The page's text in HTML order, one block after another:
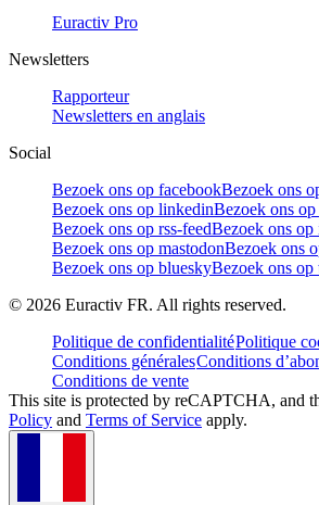
Euractiv Pro
Newsletters
Rapporteur
Newsletters en anglais
Social
Bezoek ons op facebookBezoek ons
Bezoek ons op linkedinBezoek ons
Bezoek ons op rss-feedBezoek ons op
Bezoek ons op mastodonBezoek ons
Bezoek ons op blueskyBezoek ons op
© 2026 Euractiv FR. All rights reserved.
Politique de confidentialitéPolitique
Conditions généralesConditions
Conditions de vente
This site is protected by reCAPTCHA, and
Policy and Terms of Service apply.